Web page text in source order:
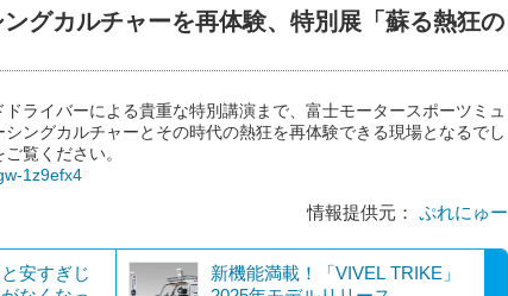
グカルチャーを再体験、特別展「蘇る熱狂の
ライバーによる貴重な特別講演まで、富士モータースポーツミュ
ングカルチャーとその時代の熱狂を再体験できる現場となるでし
覧ください。
1z9efx4
情報提供元： ぷれにゅー
安すぎじ
新機能満載！「VIVEL TRIKE」